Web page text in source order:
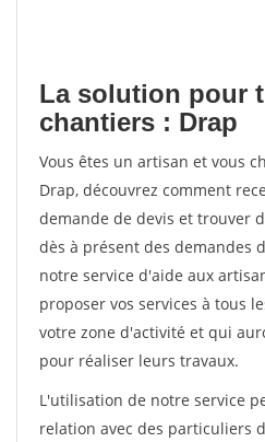
La solution pour
chantiers : Drap
Vous êtes un artisan et vous
Drap, découvrez comment
demande de devis et trouver
dès à présent des demandes
notre service d'aide aux
proposer vos services à tous
votre zone d'activité et qui
pour réaliser leurs travaux.
L'utilisation de notre service
relation avec des particuliers